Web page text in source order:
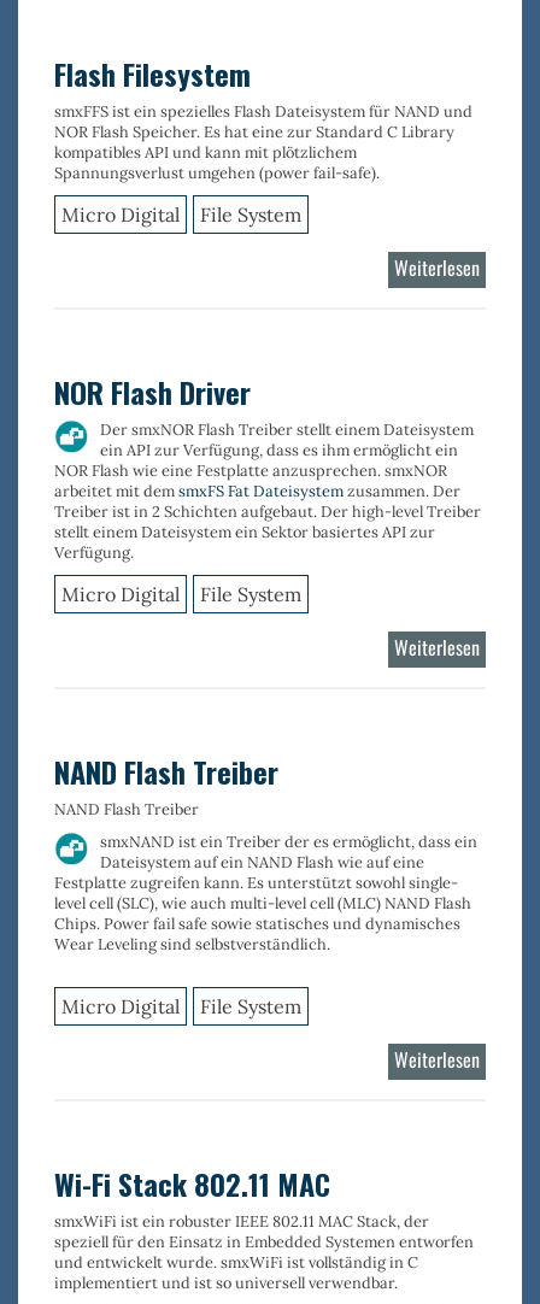
Flash Filesystem
smxFFS ist ein speziellesFlash Dateisystem für NAND und
NOR Flash Speicher. Es hat eine zur Standard C Library
kompatibles API und kann mit plötzlichem
Spannungsverlust umgehen (power fail-safe).
Micro Digital File System
Weiterlesen
Flash
NOR Flash Driver
DersmxNOR Flash Treiber stellt einem Dateisystem
ein API zur Verfügung, dass es ihm ermöglicht ein
NOR Flash wie eine Festplatte anzusprechen. smxNOR
arbeitet mit demsmxFS Fat Dateisystemzusammen. Der
Treiber ist in 2 Schichten aufgebaut. Der high-level Treiber
stellt einem Dateisystem ein Sektor basiertes API zur
Verfügung.
Micro Digital File System
Weiterlesen
NOR
NAND Flash Treiber
NAND Flash Treiber
smxNAND ist ein Treiber der es ermöglicht, dass ein
Dateisystem auf ein NAND Flash wie auf eine
Festplatte zugreifen kann. Es unterstützt sowohlsingle-
level cell (SLC), wie auch multi-level cell (MLC)NAND Flash
Chips. Power fail safe sowie statisches und dynamisches
Wear Leveling sind selbstverständlich.
Micro Digital File System
Weiterlesen
NAND
Wi-Fi Stack 802.11 MAC
smxWiFi ist ein robusterIEEE 802.11 MAC Stack, der
speziell für den Einsatz in Embedded Systemen entworfen
und entwickelt wurde. smxWiFi ist vollständig in C
implementiert und ist so universell verwendbar.